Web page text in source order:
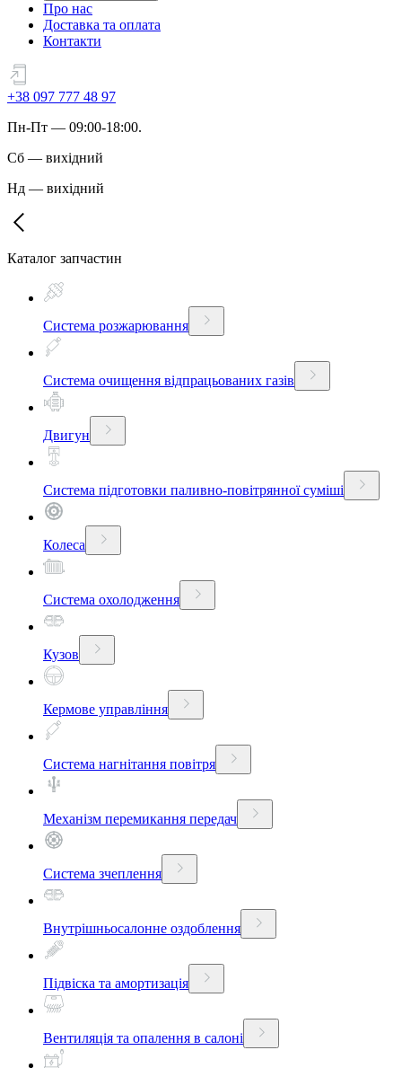
Про нас
Доставка та оплата
Контакти
+38 097 777 48 97
Пн-Пт — 09:00-18:00.
Сб — вихідний
Нд — вихідний
Каталог запчастин
Система розжарювання
Система очищення відпрацьованих газів
Двигун
Система підготовки паливно-повітрянної суміші
Колеса
Система охолодження
Кузов
Кермове управління
Система нагнітання повітря
Механізм перемикання передач
Система зчеплення
Внутрішньосалонне оздоблення
Підвіска та амортизація
Вентиляція та опалення в салоні